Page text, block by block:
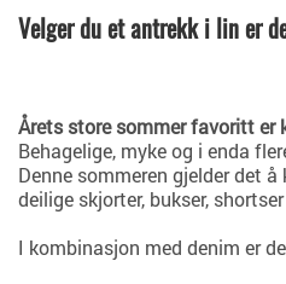
Velger du et antrekk i lin er
Årets store sommer favoritt
Behagelige, myke og i enda
Denne sommeren gjelder det
deilige skjorter, bukser,
I kombinasjon med denim er